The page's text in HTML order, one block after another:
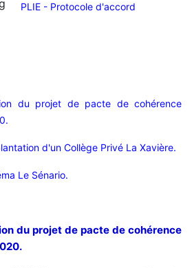
PLIE - Protocole d'accord
du projet de pacte de cohérence
d'un Collège Privé La Xavière.
Le Sénario.
du projet de pacte de cohérence